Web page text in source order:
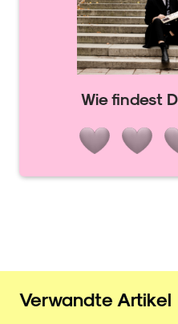
Wie findest
Verwandte Artikel